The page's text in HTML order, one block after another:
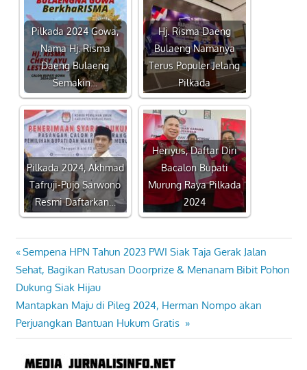
Pilkada 2024 Gowa,
Nama Hj. Risma
Daeng Bulaeng
Semakin…
Hj. Risma Daeng
Bulaeng Namanya
Terus Populer Jelang
Pilkada
Pilkada 2024, Akhmad
Tafruji-Pujo Sarwono
Resmi Daftarkan…
Heriyus, Daftar Diri
Bacalon Bupati
Murung Raya Pilkada
2024
Navigasi
pos
Previous
Post:
Sempena HPN Tahun 2023 PWI Siak Taja Gerak Jalan
Sehat, Bagikan Ratusan Doorprize & Menanam Bibit Pohon
Dukung Siak Hijau
Next
Post:
Mantapkan Maju di Pileg 2024, Herman Nompo akan
Perjuangkan Bantuan Hukum Gratis